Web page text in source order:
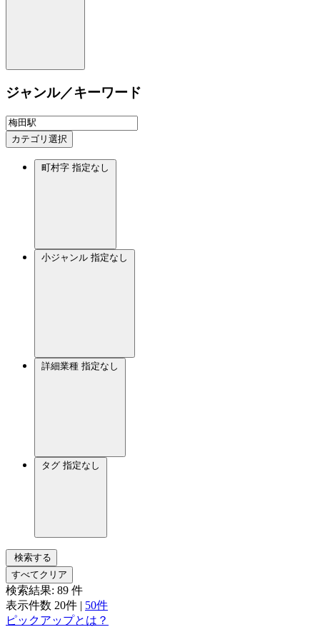
ジャンル／キーワード
カテゴリ選択
町村字 指定なし
小ジャンル 指定なし
詳細業種 指定なし
タグ 指定なし
検索する
すべてクリア
検索結果: 89 件
表示件数 20件 | 50件
ピックアップとは？